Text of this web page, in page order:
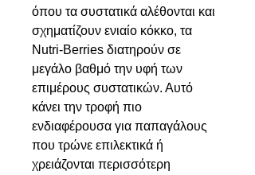
όπου τα συστατικά αλέθονται και
σχηματίζουν ενιαίο κόκκο, τα
Nutri-Berries διατηρούν σε
μεγάλο βαθμό την υφή των
επιμέρους συστατικών. Αυτό
κάνει την τροφή πιο
ενδιαφέρουσα για παπαγάλους
που τρώνε επιλεκτικά ή
χρειάζονται περισσότερη